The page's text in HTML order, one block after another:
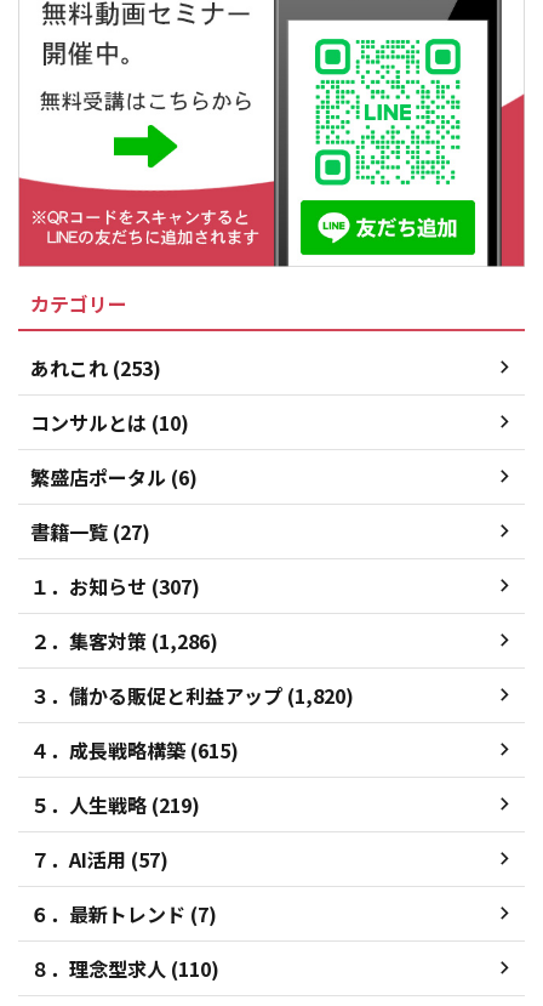
カテゴリー
あれこれ (253)
コンサルとは (10)
繁盛店ポータル (6)
書籍一覧 (27)
１．お知らせ (307)
２．集客対策 (1,286)
３．儲かる販促と利益アップ (1,820)
４．成長戦略構築 (615)
５．人生戦略 (219)
７．AI活用 (57)
６．最新トレンド (7)
８．理念型求人 (110)